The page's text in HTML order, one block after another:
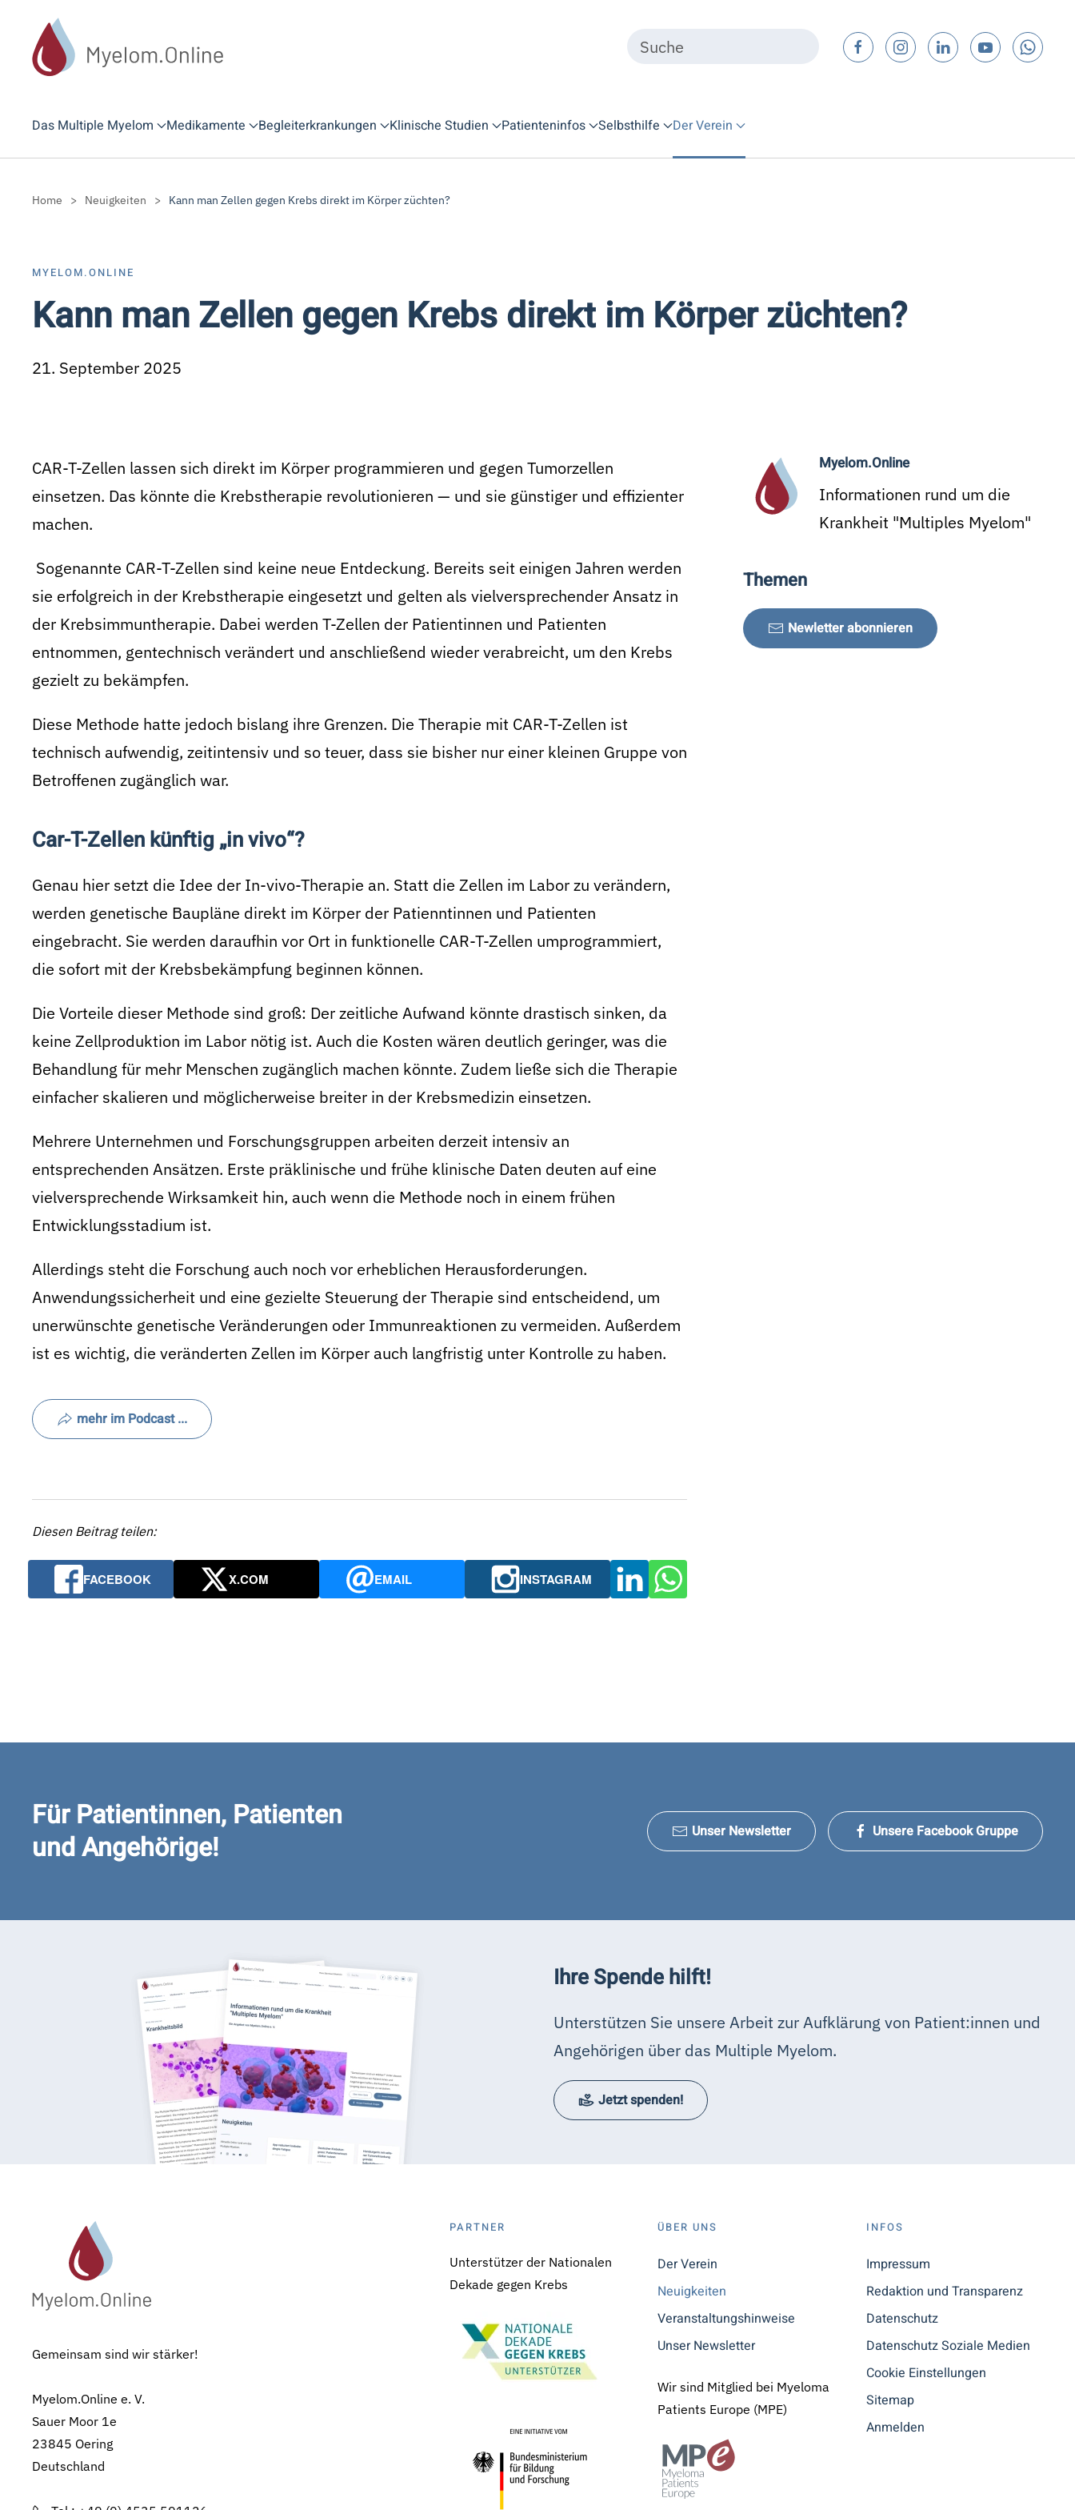
Zum Hauptinhalt springen
Das Multiple Myelom Medikamente Begleiterkrankungen Klinische Studien Patienteninfos Selbsthilfe Der Verein
Home Neuigkeiten Kann man Zellen gegen Krebs direkt im Körper züchten?
MYELOM.ONLINE
Kann man Zellen gegen Krebs direkt im Körper züchten?
21. September 2025
CAR-T-Zellen lassen sich direkt im Körper programmieren und gegen Tumorzellen
einsetzen. Das könnte die Krebstherapie revolutionieren — und sie günstiger und effizienter
machen.
Sogenannte CAR-T-Zellen sind keine neue Entdeckung. Bereits seit einigen Jahren werden
sie erfolgreich in der Krebstherapie eingesetzt und gelten als vielversprechender Ansatz in
der Krebsimmuntherapie. Dabei werden T-Zellen der Patientinnen und Patienten
entnommen, gentechnisch verändert und anschließend wieder verabreicht, um den Krebs
gezielt zu bekämpfen.
Diese Methode hatte jedoch bislang ihre Grenzen. Die Therapie mit CAR-T-Zellen ist
technisch aufwendig, zeitintensiv und so teuer, dass sie bisher nur einer kleinen Gruppe von
Betroffenen zugänglich war.
Car-T-Zellen künftig „in vivo“?
Genau hier setzt die Idee der In-vivo-Therapie an. Statt die Zellen im Labor zu verändern,
werden genetische Baupläne direkt im Körper der Patienntinnen und Patienten
eingebracht. Sie werden daraufhin vor Ort in funktionelle CAR-T-Zellen umprogrammiert,
die sofort mit der Krebsbekämpfung beginnen können.
Die Vorteile dieser Methode sind groß: Der zeitliche Aufwand könnte drastisch sinken, da
keine Zellproduktion im Labor nötig ist. Auch die Kosten wären deutlich geringer, was die
Behandlung für mehr Menschen zugänglich machen könnte. Zudem ließe sich die Therapie
einfacher skalieren und möglicherweise breiter in der Krebsmedizin einsetzen.
Mehrere Unternehmen und Forschungsgruppen arbeiten derzeit intensiv an
entsprechenden Ansätzen. Erste präklinische und frühe klinische Daten deuten auf eine
vielversprechende Wirksamkeit hin, auch wenn die Methode noch in einem frühen
Entwicklungsstadium ist.
Allerdings steht die Forschung auch noch vor erheblichen Herausforderungen.
Anwendungssicherheit und eine gezielte Steuerung der Therapie sind entscheidend, um
unerwünschte genetische Veränderungen oder Immunreaktionen zu vermeiden. Außerdem
ist es wichtig, die veränderten Zellen im Körper auch langfristig unter Kontrolle zu haben.
mehr im Podcast ...
Diesen Beitrag teilen:
FACEBOOK X.COM EMAIL INSTAGRAM
Myelom.Online
Informationen rund um die
Krankheit "Multiples Myelom"
Themen
Newletter abonnieren
Für Patientinnen, Patienten
und Angehörige!
Unser Newsletter Unsere Facebook Gruppe
Ihre Spende hilft!
Unterstützen Sie unsere Arbeit zur Aufklärung von Patient:innen und
Angehörigen über das Multiple Myelom.
Jetzt spenden!
Gemeinsam sind wir stärker!
Myelom.Online e. V.
Sauer Moor 1e
23845 Oering
Deutschland
PARTNER
Unterstützer der Nationalen
Dekade gegen Krebs
ÜBER UNS
Der Verein
Neuigkeiten
Veranstaltungshinweise
Unser Newsletter
Wir sind Mitglied bei Myeloma
Patients Europe (MPE)
INFOS
Impressum
Redaktion und Transparenz
Datenschutz
Datenschutz Soziale Medien
Cookie Einstellungen
Sitemap
Anmelden